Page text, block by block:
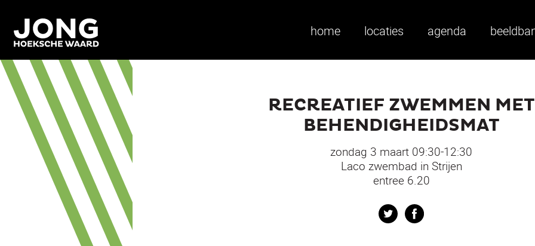
home locaties agenda
RECREATIEF ZWEMMEN MET
BEHENDIGHEIDSMAT
zondag 3 maart 09:30-12:30
Laco zwembad in Strijen
entree 6.20
Twitter